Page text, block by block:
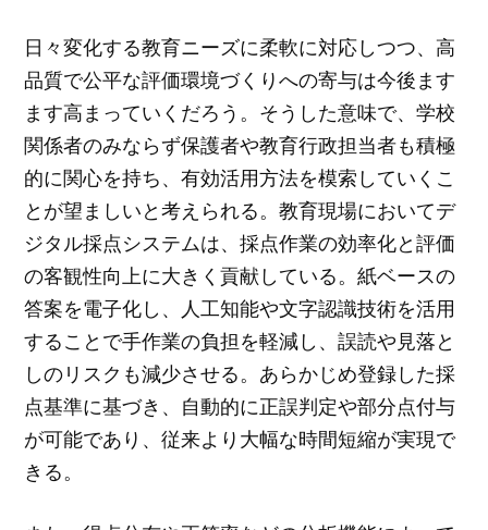
日々変化する教育ニーズに柔軟に対応しつつ、高
品質で公平な評価環境づくりへの寄与は今後ます
ます高まっていくだろう。そうした意味で、学校
関係者のみならず保護者や教育行政担当者も積極
的に関心を持ち、有効活用方法を模索していくこ
とが望ましいと考えられる。教育現場においてデ
ジタル採点システムは、採点作業の効率化と評価
の客観性向上に大きく貢献している。紙ベースの
答案を電子化し、人工知能や文字認識技術を活用
することで手作業の負担を軽減し、誤読や見落と
しのリスクも減少させる。あらかじめ登録した採
点基準に基づき、自動的に正誤判定や部分点付与
が可能であり、従来より大幅な時間短縮が実現で
きる。